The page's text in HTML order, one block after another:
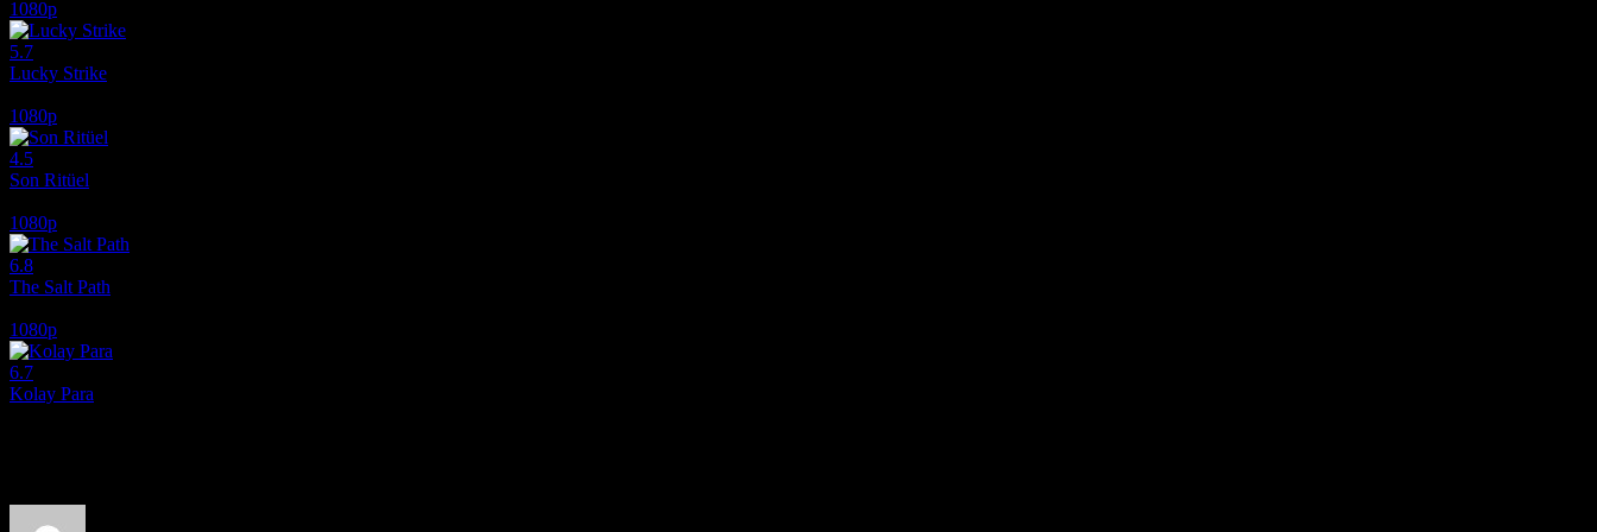
1080p
5.7
Lucky Strike
1080p
4.5
Son Ritüel
1080p
6.8
The Salt Path
1080p
6.7
Kolay Para